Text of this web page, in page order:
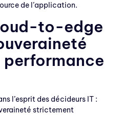
de l’application.
to-edge
l’esprit des décideurs IT :
strictement